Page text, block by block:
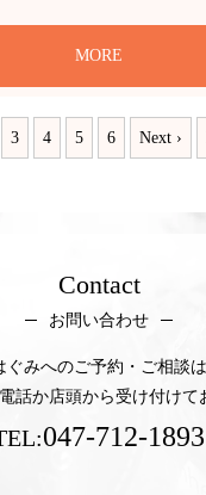
MORE
3 4 5 6 Next ›
Contact
お問い合わせ
みへのご予約・ご相談は
話か店頭から受け付けて
047-712-1893